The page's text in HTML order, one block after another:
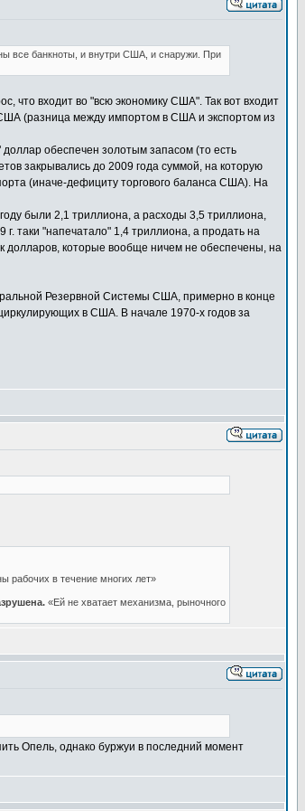
все банкноты, и внутри США, и снаружи. При
что входит во "всю экономику США". Так вот входит
(разница между импортом в США и экспортом из
обеспечен золотым запасом (то есть
закрывались до 2009 года суммой, на которую
(иначе-дефициту торгового баланса США). На
были 2,1 триллиона, а расходы 3,5 триллиона,
таки "напечатало" 1,4 триллиона, а продать на
долларов, которые вообще ничем не обеспечены, на
Резервной Системы США, примерно в конце
в США. В начале 1970-х годов за
рабочих в течение многих лет»
«Ей не хватает механизма, рыночного
Опель, однако буржуи в последний момент